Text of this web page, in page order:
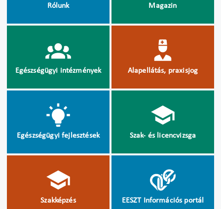
Rólunk Magazin
Egészségügyi intézmények Alapellátás, praxisjog
Egészségügyi fejlesztések Szak- és licencvizsga
Szakképzés EESZT Információs portál